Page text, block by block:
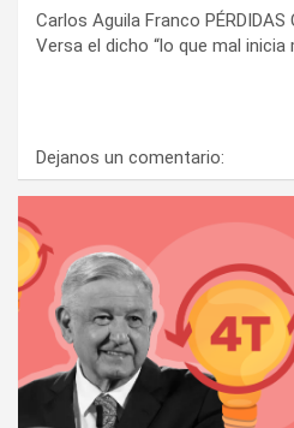
Carlos Aguila Franco PÉRDIDAS
Versa el dicho “lo que mal inicia
Dejanos un comentario: